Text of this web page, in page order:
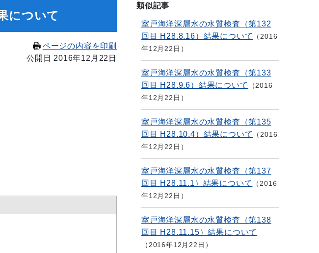
について
ページの内容を印刷
公開日 2016年12月22日
類似記事
室戸海洋深層水の水質検査（第132
回目 H28.8.16）結果について
2016
年12月22日
室戸海洋深層水の水質検査（第133
回目 H28.9.6）結果について
2016
年12月22日
室戸海洋深層水の水質検査（第135
回目 H28.10.4）結果について
2016
年12月22日
室戸海洋深層水の水質検査（第137
回目 H28.11.1）結果について
2016
年12月22日
室戸海洋深層水の水質検査（第138
回目 H28.11.15）結果について
2016年12月22日